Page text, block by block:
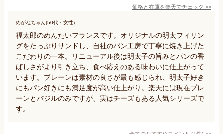
価格と在庫を楽天でチェック >>
めがねちゃん(50代・女性)
福太郎のめんたいフランスです。オリジナルの明太フィリン
グをたっぷりサンドし、自社のパン工房で丁寧に焼き上げた
こだわりの一本。リニューアル後は明太子の旨みとパンの香
ばしさがより引き立ち、食べ応えのある味わいに仕上がって
います。プレーンは素材の良さが最も感じられ、明太子好き
にもパン好きにも満足度が高い仕上がり。楽天には現在プレ
ーンとバジルのみですが、実はチーズもある人気シリーズで
す。